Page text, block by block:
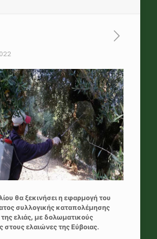
θα ξεκινήσει η εφαρμογή του
συλλογικής καταπολέμησης
ελιάς, με δολωματικούς
ελαιώνες της Εύβοιας.